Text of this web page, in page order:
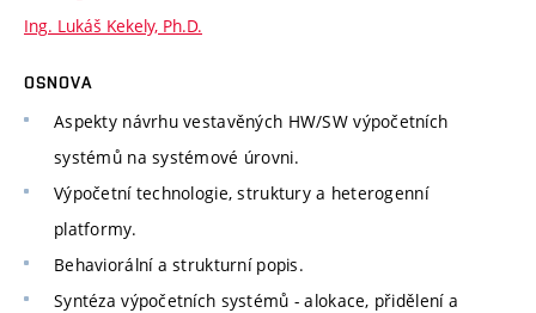
Ing. Lukáš Kekely, Ph.D.
OSNOVA
Aspekty návrhu vestavěných HW/SW výpočetních
systémů na systémové úrovni.
Výpočetní technologie, struktury a heterogenní
platformy.
Behaviorální a strukturní popis.
Syntéza výpočetních systémů - alokace, přidělení a